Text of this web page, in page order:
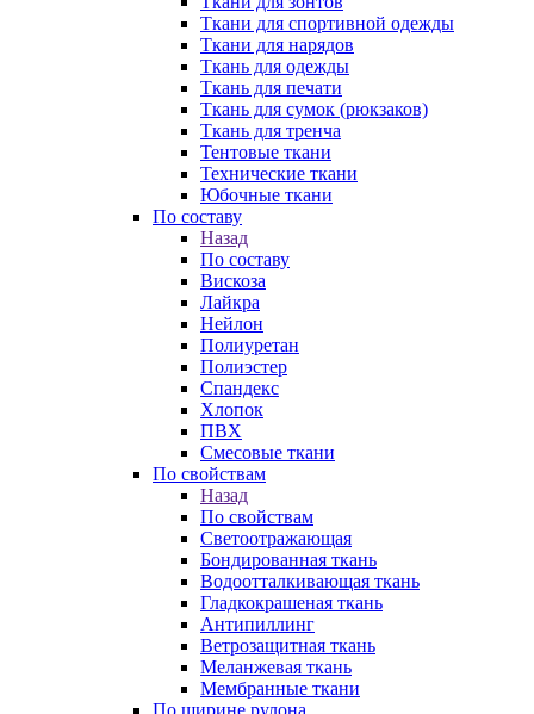
Ткани для спортивной одежды
Ткани для нарядов
Ткань для одежды
Ткань для печати
Ткань для сумок (рюкзаков)
Ткань для тренча
Тентовые ткани
Технические ткани
Юбочные ткани
По составу
Назад
По составу
Вискоза
Лайкра
Нейлон
Полиуретан
Полиэстер
Спандекс
Хлопок
ПВХ
Смесовые ткани
По свойствам
Назад
По свойствам
Светоотражающая
Бондированная ткань
Водоотталкивающая ткань
Гладкокрашеная ткань
Антипиллинг
Ветрозащитная ткань
Меланжевая ткань
Мембранные ткани
По ширине рулона